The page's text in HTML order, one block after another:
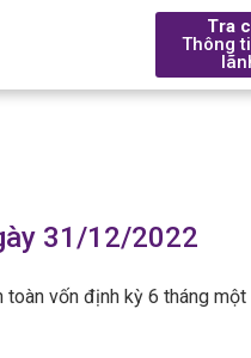
Tra
Thông
Giới thiệu
Tài chính
Tài trợ thương mại
Bảng tỷ giá giao dịch ngoại
BPCE Group
31/12/2022
vốn định kỳ 6 tháng